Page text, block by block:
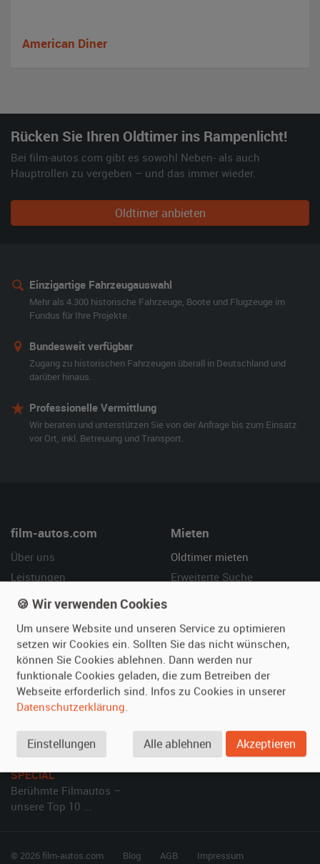
American Diner
Rücken Sie Ihren Oldtimer ins Rampenlicht!
Bei film-autos.com gibt es sowohl Neben- als auch
Hauptrollen zu vergeben – und das immer wieder.
Oldtimer anbieten
Einzigartige Fahrzeugauswahl
Mehr als 4.300 historische Fahrzeuge, Boote und Flugzeuge im
Fundus für Ihre Projekte.
Bundesweit verfügbar
Zugang zu historischen Fahrzeugen überall in Deutschland und
darüber hinaus.
Professionelle Vermittlung
Wir beraten und unterstützen Sie von der Anfrage bis zum Einsatz
vor Ort, inkl. Betreuung und Transport.
film-autos.com
Über uns
Leistungen
Referenzen
Mieten
Oldtimer mieten
Erweiterte Suche
Vermieten
Oldtimer anmelden
Fotos senden
Inserat verwalten
Hilfe
Häufige Fragen (FAQ)
So funktioniert's
SPECIAL
Berühmte Filmautos –
unsere Top 10 ...
© 2026 film-autos.com Blog AGB Impressum
🍪 Wir verwenden Cookies
Um unsere Website und unseren Service zu optimieren
setzen wir Cookies ein. Sollten Sie das nicht wünschen,
können Sie Cookies ablehnen. Dann werden nur
funktionale Cookies geladen, die zum Betreiben der
Webseite erforderlich sind. Infos zu Cookies in unserer
Datenschutzerklärung.
Einstellungen Alle ablehnen Akzeptieren